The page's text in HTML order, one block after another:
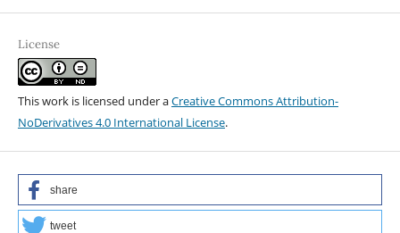
License
This work is licensed under aCreative Commons Attribution-
NoDerivatives 4.0 International License.
share
tweet